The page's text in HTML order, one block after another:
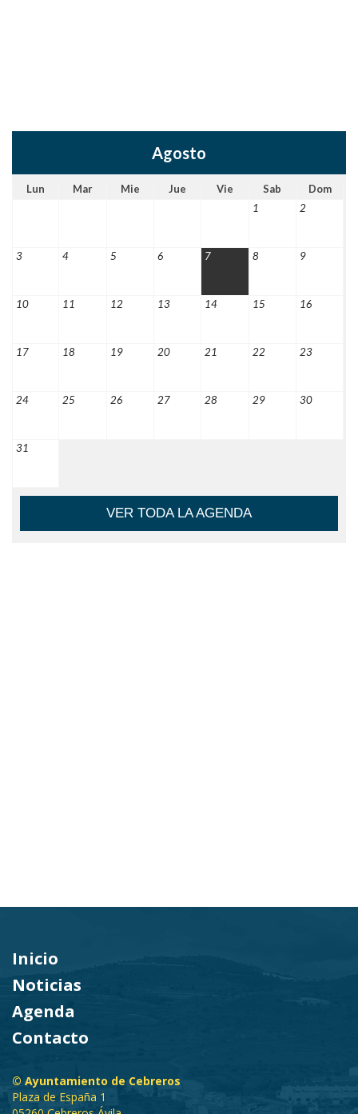
Agosto
Lun Mar Mie Jue Vie Sab
Dom
1
2
3 4 5 6 7 8 9
10 11 12 13 14 15 16
17 18 19 20 21 22 23
24 25 26 27 28 29 30
31
VER TODA LA AGENDA
Inicio
Noticias
Agenda
Contacto
© Ayuntamiento de Cebreros
Plaza de España 1